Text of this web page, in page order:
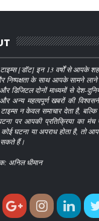
टाइम्स [डॉट] इन 13 वर्षों से आपके
निष्पक्षता के साथ आपके सामने लाने
डिजिटल दोनों माध्यमों से देश-
अन्य महत्वपूर्ण खबरों की
टाइम्स न केवल समाचार देता है,
पर आपकी प्रतिक्रिया का
घटना या अपराध होता है, तो
हैं।
अनिल धीमान